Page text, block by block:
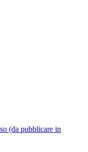
(da pubblicare in